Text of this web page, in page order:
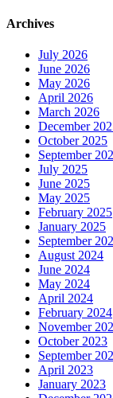
Archives
July 2026
June 2026
May 2026
April 2026
March 2026
December
October 2025
September
July 2025
June 2025
May 2025
February 2025
January 2025
September
August 2024
June 2024
May 2024
April 2024
February 2024
November
October 2023
September
April 2023
January 2023